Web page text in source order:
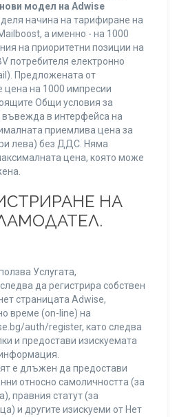
модел на Adwise
начина на тарифиране на
а именно - на 1000
на приоритетни позиции на
потребителя електронно
Предложената от
цена на 1000 импресии
Общи условия за
въвежда в интерфейса на
приемлива цена за
лева) без ДДС. Няма
цена, която може
НА
Услугата,
да регистрира собствен
страницата Adwise,
време (on-line) на
auth/register, като следва
и предостави изискуемата
е длъжен да предостави
относно самоличността (за
правния статут (за
и другите изискуеми от Нет